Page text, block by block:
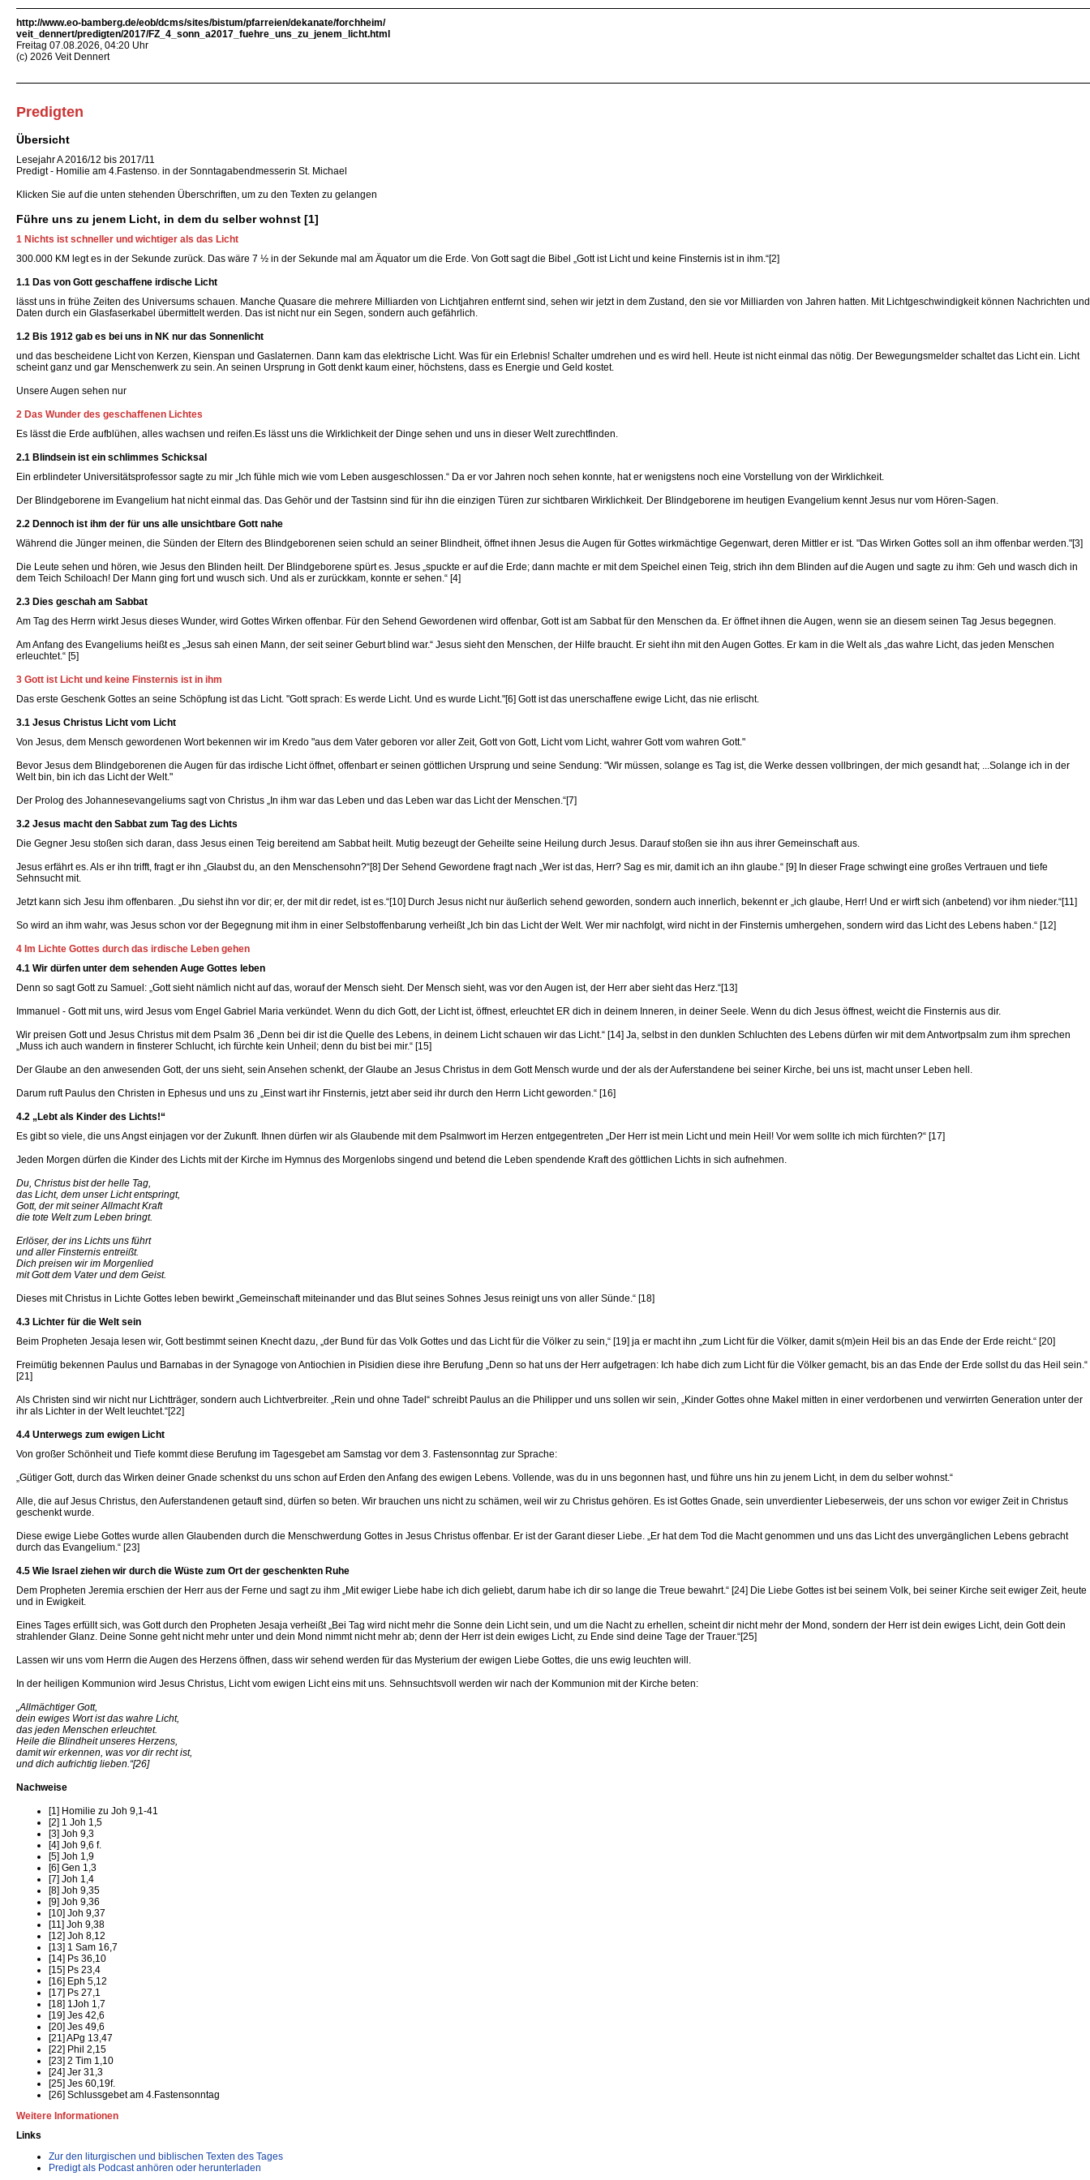
http://www.eo-bamberg.de/eob/dcms/sites/bistum/pfarreien/dekanate/forchheim/
veit_dennert/predigten/2017/FZ_4_sonn_a2017_fuehre_uns_zu_jenem_licht.html
Freitag 07.08.2026, 04:20 Uhr
(c) 2026 Veit Dennert
Predigten
Übersicht
Lesejahr A 2016/12 bis 2017/11
Predigt - Homilie am 4.Fastenso. in der Sonntagabendmesserin St. Michael
Klicken Sie auf die unten stehenden Überschriften, um zu den Texten zu gelangen
Führe uns zu jenem Licht, in dem du selber wohnst [1]
1 Nichts ist schneller und wichtiger als das Licht
300.000 KM legt es in der Sekunde zurück. Das wäre 7 ½ in der Sekunde mal am Äquator um die Erde. Von Gott sagt die Bibel „Gott ist Licht und keine Finsternis ist in ihm.“[2]
1.1 Das von Gott geschaffene irdische Licht
lässt uns in frühe Zeiten des Universums schauen. Manche Quasare die mehrere Milliarden von Lichtjahren entfernt sind, sehen wir jetzt in dem Zustand, den sie vor Milliarden von Jahren hatten. Mit Lichtgeschwindigkeit können Nachrichten und
Daten durch ein Glasfaserkabel übermittelt werden. Das ist nicht nur ein Segen, sondern auch gefährlich.
1.2 Bis 1912 gab es bei uns in NK nur das Sonnenlicht
und das bescheidene Licht von Kerzen, Kienspan und Gaslaternen. Dann kam das elektrische Licht. Was für ein Erlebnis! Schalter umdrehen und es wird hell. Heute ist nicht einmal das nötig. Der Bewegungsmelder schaltet das Licht ein. Licht
scheint ganz und gar Menschenwerk zu sein. An seinen Ursprung in Gott denkt kaum einer, höchstens, dass es Energie und Geld kostet.
Unsere Augen sehen nur
2 Das Wunder des geschaffenen Lichtes
Es lässt die Erde aufblühen, alles wachsen und reifen.Es lässt uns die Wirklichkeit der Dinge sehen und uns in dieser Welt zurechtfinden.
2.1 Blindsein ist ein schlimmes Schicksal
Ein erblindeter Universitätsprofessor sagte zu mir „Ich fühle mich wie vom Leben ausgeschlossen.“ Da er vor Jahren noch sehen konnte, hat er wenigstens noch eine Vorstellung von der Wirklichkeit.
Der Blindgeborene im Evangelium hat nicht einmal das. Das Gehör und der Tastsinn sind für ihn die einzigen Türen zur sichtbaren Wirklichkeit. Der Blindgeborene im heutigen Evangelium kennt Jesus nur vom Hören-Sagen.
2.2 Dennoch ist ihm der für uns alle unsichtbare Gott nahe
Während die Jünger meinen, die Sünden der Eltern des Blindgeborenen seien schuld an seiner Blindheit, öffnet ihnen Jesus die Augen für Gottes wirkmächtige Gegenwart, deren Mittler er ist. "Das Wirken Gottes soll an ihm offenbar werden."[3]
Die Leute sehen und hören, wie Jesus den Blinden heilt. Der Blindgeborene spürt es. Jesus „spuckte er auf die Erde; dann machte er mit dem Speichel einen Teig, strich ihn dem Blinden auf die Augen und sagte zu ihm: Geh und wasch dich in
dem Teich Schiloach! Der Mann ging fort und wusch sich. Und als er zurückkam, konnte er sehen.“ [4]
2.3 Dies geschah am Sabbat
Am Tag des Herrn wirkt Jesus dieses Wunder, wird Gottes Wirken offenbar. Für den Sehend Gewordenen wird offenbar, Gott ist am Sabbat für den Menschen da. Er öffnet ihnen die Augen, wenn sie an diesem seinen Tag Jesus begegnen.
Am Anfang des Evangeliums heißt es „Jesus sah einen Mann, der seit seiner Geburt blind war.“ Jesus sieht den Menschen, der Hilfe braucht. Er sieht ihn mit den Augen Gottes. Er kam in die Welt als „das wahre Licht, das jeden Menschen
erleuchtet.“ [5]
3 Gott ist Licht und keine Finsternis ist in ihm
Das erste Geschenk Gottes an seine Schöpfung ist das Licht. "Gott sprach: Es werde Licht. Und es wurde Licht."[6] Gott ist das unerschaffene ewige Licht, das nie erlischt.
3.1 Jesus Christus Licht vom Licht
Von Jesus, dem Mensch gewordenen Wort bekennen wir im Kredo "aus dem Vater geboren vor aller Zeit, Gott von Gott, Licht vom Licht, wahrer Gott vom wahren Gott."
Bevor Jesus dem Blindgeborenen die Augen für das irdische Licht öffnet, offenbart er seinen göttlichen Ursprung und seine Sendung: "Wir müssen, solange es Tag ist, die Werke dessen vollbringen, der mich gesandt hat; ...Solange ich in der
Welt bin, bin ich das Licht der Welt."
Der Prolog des Johannesevangeliums sagt von Christus „In ihm war das Leben und das Leben war das Licht der Menschen.“[7]
3.2 Jesus macht den Sabbat zum Tag des Lichts
Die Gegner Jesu stoßen sich daran, dass Jesus einen Teig bereitend am Sabbat heilt. Mutig bezeugt der Geheilte seine Heilung durch Jesus. Darauf stoßen sie ihn aus ihrer Gemeinschaft aus.
Jesus erfährt es. Als er ihn trifft, fragt er ihn „Glaubst du, an den Menschensohn?“[8] Der Sehend Gewordene fragt nach „Wer ist das, Herr? Sag es mir, damit ich an ihn glaube.“ [9] In dieser Frage schwingt eine großes Vertrauen und tiefe
Sehnsucht mit.
Jetzt kann sich Jesu ihm offenbaren. „Du siehst ihn vor dir; er, der mit dir redet, ist es.“[10] Durch Jesus nicht nur äußerlich sehend geworden, sondern auch innerlich, bekennt er „ich glaube, Herr! Und er wirft sich (anbetend) vor ihm nieder.“[11]
So wird an ihm wahr, was Jesus schon vor der Begegnung mit ihm in einer Selbstoffenbarung verheißt „Ich bin das Licht der Welt. Wer mir nachfolgt, wird nicht in der Finsternis umhergehen, sondern wird das Licht des Lebens haben.“ [12]
4 Im Lichte Gottes durch das irdische Leben gehen
4.1 Wir dürfen unter dem sehenden Auge Gottes leben
Denn so sagt Gott zu Samuel: „Gott sieht nämlich nicht auf das, worauf der Mensch sieht. Der Mensch sieht, was vor den Augen ist, der Herr aber sieht das Herz.“[13]
Immanuel - Gott mit uns, wird Jesus vom Engel Gabriel Maria verkündet. Wenn du dich Gott, der Licht ist, öffnest, erleuchtet ER dich in deinem Inneren, in deiner Seele. Wenn du dich Jesus öffnest, weicht die Finsternis aus dir.
Wir preisen Gott und Jesus Christus mit dem Psalm 36 „Denn bei dir ist die Quelle des Lebens, in deinem Licht schauen wir das Licht.“ [14] Ja, selbst in den dunklen Schluchten des Lebens dürfen wir mit dem Antwortpsalm zum ihm sprechen
„Muss ich auch wandern in finsterer Schlucht, ich fürchte kein Unheil; denn du bist bei mir.“ [15]
Der Glaube an den anwesenden Gott, der uns sieht, sein Ansehen schenkt, der Glaube an Jesus Christus in dem Gott Mensch wurde und der als der Auferstandene bei seiner Kirche, bei uns ist, macht unser Leben hell.
Darum ruft Paulus den Christen in Ephesus und uns zu „Einst wart ihr Finsternis, jetzt aber seid ihr durch den Herrn Licht geworden.“ [16]
4.2 „Lebt als Kinder des Lichts!“
Es gibt so viele, die uns Angst einjagen vor der Zukunft. Ihnen dürfen wir als Glaubende mit dem Psalmwort im Herzen entgegentreten „Der Herr ist mein Licht und mein Heil! Vor wem sollte ich mich fürchten?“ [17]
Jeden Morgen dürfen die Kinder des Lichts mit der Kirche im Hymnus des Morgenlobs singend und betend die Leben spendende Kraft des göttlichen Lichts in sich aufnehmen.
Du, Christus bist der helle Tag,
das Licht, dem unser Licht entspringt,
Gott, der mit seiner Allmacht Kraft
die tote Welt zum Leben bringt.
Erlöser, der ins Lichts uns führt
und aller Finsternis entreißt.
Dich preisen wir im Morgenlied
mit Gott dem Vater und dem Geist.
Dieses mit Christus in Lichte Gottes leben bewirkt „Gemeinschaft miteinander und das Blut seines Sohnes Jesus reinigt uns von aller Sünde.“ [18]
4.3 Lichter für die Welt sein
Beim Propheten Jesaja lesen wir, Gott bestimmt seinen Knecht dazu, „der Bund für das Volk Gottes und das Licht für die Völker zu sein,“ [19] ja er macht ihn „zum Licht für die Völker, damit s(m)ein Heil bis an das Ende der Erde reicht.“ [20]
Freimütig bekennen Paulus und Barnabas in der Synagoge von Antiochien in Pisidien diese ihre Berufung „Denn so hat uns der Herr aufgetragen: Ich habe dich zum Licht für die Völker gemacht, bis an das Ende der Erde sollst du das Heil sein.“
[21]
Als Christen sind wir nicht nur Lichtträger, sondern auch Lichtverbreiter. „Rein und ohne Tadel“ schreibt Paulus an die Philipper und uns sollen wir sein, „Kinder Gottes ohne Makel mitten in einer verdorbenen und verwirrten Generation unter der
ihr als Lichter in der Welt leuchtet.“[22]
4.4 Unterwegs zum ewigen Licht
Von großer Schönheit und Tiefe kommt diese Berufung im Tagesgebet am Samstag vor dem 3. Fastensonntag zur Sprache:
„Gütiger Gott, durch das Wirken deiner Gnade schenkst du uns schon auf Erden den Anfang des ewigen Lebens. Vollende, was du in uns begonnen hast, und führe uns hin zu jenem Licht, in dem du selber wohnst.“
Alle, die auf Jesus Christus, den Auferstandenen getauft sind, dürfen so beten. Wir brauchen uns nicht zu schämen, weil wir zu Christus gehören. Es ist Gottes Gnade, sein unverdienter Liebeserweis, der uns schon vor ewiger Zeit in Christus
geschenkt wurde.
Diese ewige Liebe Gottes wurde allen Glaubenden durch die Menschwerdung Gottes in Jesus Christus offenbar. Er ist der Garant dieser Liebe. „Er hat dem Tod die Macht genommen und uns das Licht des unvergänglichen Lebens gebracht
durch das Evangelium.“ [23]
4.5 Wie Israel ziehen wir durch die Wüste zum Ort der geschenkten Ruhe
Dem Propheten Jeremia erschien der Herr aus der Ferne und sagt zu ihm „Mit ewiger Liebe habe ich dich geliebt, darum habe ich dir so lange die Treue bewahrt.“ [24] Die Liebe Gottes ist bei seinem Volk, bei seiner Kirche seit ewiger Zeit, heute
und in Ewigkeit.
Eines Tages erfüllt sich, was Gott durch den Propheten Jesaja verheißt „Bei Tag wird nicht mehr die Sonne dein Licht sein, und um die Nacht zu erhellen, scheint dir nicht mehr der Mond, sondern der Herr ist dein ewiges Licht, dein Gott dein
strahlender Glanz. Deine Sonne geht nicht mehr unter und dein Mond nimmt nicht mehr ab; denn der Herr ist dein ewiges Licht, zu Ende sind deine Tage der Trauer.“[25]
Lassen wir uns vom Herrn die Augen des Herzens öffnen, dass wir sehend werden für das Mysterium der ewigen Liebe Gottes, die uns ewig leuchten will.
In der heiligen Kommunion wird Jesus Christus, Licht vom ewigen Licht eins mit uns. Sehnsuchtsvoll werden wir nach der Kommunion mit der Kirche beten:
„Allmächtiger Gott,
dein ewiges Wort ist das wahre Licht,
das jeden Menschen erleuchtet.
Heile die Blindheit unseres Herzens,
damit wir erkennen, was vor dir recht ist,
und dich aufrichtig lieben.“[26]
Nachweise
[1] Homilie zu Joh 9,1-41
[2] 1 Joh 1,5
[3] Joh 9,3
[4] Joh 9,6 f.
[5] Joh 1,9
[6] Gen 1,3
[7] Joh 1,4
[8] Joh 9,35
[9] Joh 9,36
[10] Joh 9,37
[11] Joh 9,38
[12] Joh 8,12
[13] 1 Sam 16,7
[14] Ps 36,10
[15] Ps 23,4
[16] Eph 5,12
[17] Ps 27,1
[18] 1Joh 1,7
[19] Jes 42,6
[20] Jes 49,6
[21] APg 13,47
[22] Phil 2,15
[23] 2 Tim 1,10
[24] Jer 31,3
[25] Jes 60,19f.
[26] Schlussgebet am 4.Fastensonntag
Weitere Informationen
Links
Zur den liturgischen und biblischen Texten des Tages
Predigt als Podcast anhören oder herunterladen